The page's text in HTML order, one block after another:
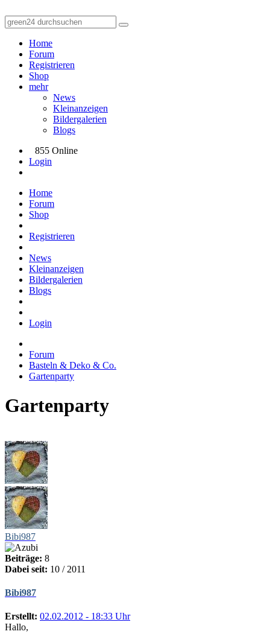
Home
Forum
Registrieren
Shop
mehr
News
Kleinanzeigen
Bildergalerien
Blogs
855 Online
Login
Home
Forum
Shop
Registrieren
News
Kleinanzeigen
Bildergalerien
Blogs
Login
Forum
Basteln & Deko & Co.
Gartenparty
Gartenparty
Bibi987
Beiträge: 8
Dabei seit: 10 / 2011
Bibi987
Erstellt: 02.02.2012 - 18:33 Uhr
Hallo,